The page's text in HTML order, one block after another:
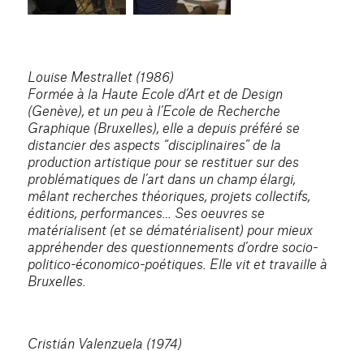
Louise Mestrallet (1986)
Formée à la Haute Ecole d’Art et de Design
(Genève), et un peu à l’Ecole de Recherche
Graphique (Bruxelles), elle a depuis préféré se
distancier des aspects “disciplinaires” de la
production artistique pour se restituer sur des
problématiques de l’art dans un champ élargi,
mêlant recherches théoriques, projets collectifs,
éditions, performances… Ses oeuvres se
matérialisent (et se dématérialisent) pour mieux
appréhender des questionnements d’ordre socio-
politico-économico-poétiques. Elle vit et travaille à
Bruxelles.
Cristián Valenzuela (1974)